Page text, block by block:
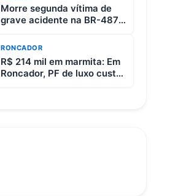
Morre segunda vítima de
grave acidente na BR-487
RONCADOR
R$ 214 mil em marmita: Em
Roncador, PF de luxo custa